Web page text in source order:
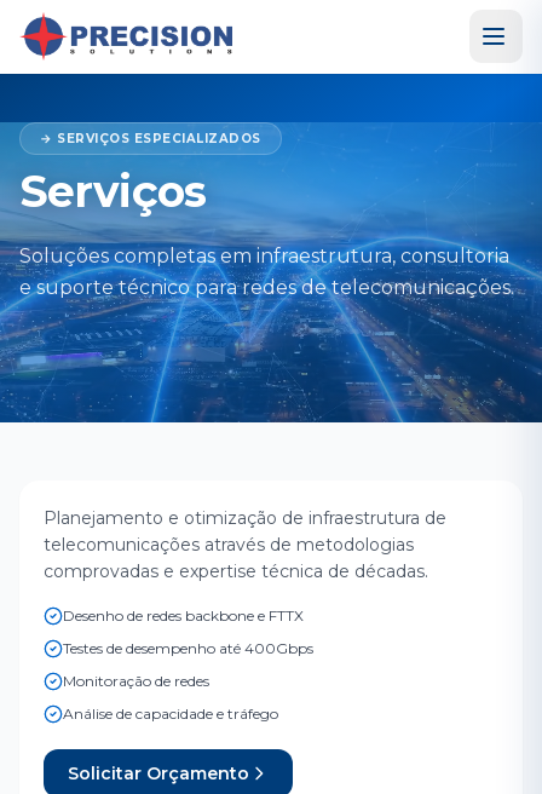
→ SERVIÇOS ESPECIALIZADOS
Serviços
Soluções completas em infraestrutura, consultoria
e suporte técnico para redes de telecomunicações.
ENGENHARIA ESPECIALIZADA
Planejamento e otimização de infraestrutura de
telecomunicações através de metodologias
comprovadas e expertise técnica de décadas.
Desenho de redes backbone e FTTX
Testes de desempenho até 400Gbps
Monitoração de redes
Análise de capacidade e tráfego
Solicitar Orçamento